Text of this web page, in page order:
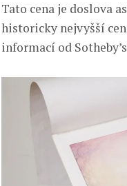
Tato cena je doslova
historicky nejvyšší
informací od